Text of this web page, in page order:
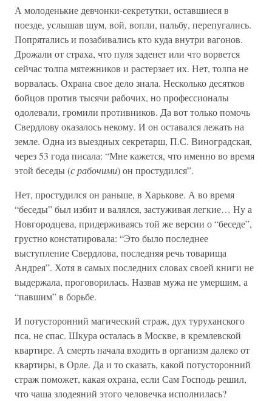
А молоденькие девчонки-секретутки, оставшиеся в
поезде, услышав шум, вой, вопли, пальбу, перепугались.
Попрятались и позабивались кто куда внутри вагонов.
Дрожали от страха, что пуля заденет или что ворвется
сейчас толпа мятежников и растерзает их. Нет, толпа не
ворвалась. Охрана свое дело знала. Несколько десятков
бойцов против тысячи рабочих, но профессионалы
одолевали, громили противников. Да вот только помочь
Свердлову оказалось некому. И он оставался лежать на
земле. Одна из выездных секретарш, П.С. Виноградская,
через 53 года писала: “Мне кажется, что именно во время
этой беседы (с рабочими) он простудился”.
Нет, простудился он раньше, в Харькове. А во время
“беседы” был избит и валялся, застуживая легкие… Ну а
Новгородцева, придерживаясь той же версии о “беседе”,
грустно констатировала: “Это было последнее
выступление Свердлова, последняя речь товарища
Андрея”. Хотя в самых последних словах своей книги не
выдержала, проговорилась. Назвав мужа не умершим, а
“павшим” в борьбе.
И потусторонний магический страж, дух туруханского
пса, не спас. Шкура осталась в Москве, в кремлевской
квартире. А смерть начала входить в организм далеко от
квартиры, в Орле. Да и то сказать, какой потусторонний
страж поможет, какая охрана, если Сам Господь решил,
что чаша злодеяний этого человечка исполнилась?